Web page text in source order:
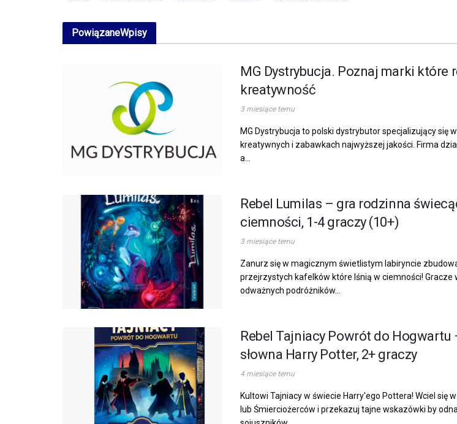
PowiązaneWpisy
MG Dystrybucja. Poznaj marki które
kreatywność
3 miesiące temu
MG Dystrybucja to polski dystrybutor specjalizujący się
kreatywnych i zabawkach najwyższej jakości. Firma
a...
Rebel Lumilas – gra rodzinna
ciemności, 1-4 graczy (10+)
3 miesiące temu
Zanurz się w magicznym świetlistym labiryncie
przejrzystych kafelków które lśnią w ciemności! Gracze
odważnych podróżników...
Rebel Tajniacy Powrót do Hogwartu
słowna Harry Potter, 2+ graczy
4 miesiące temu
Kultowi Tajniacy w świecie Harry'ego Pottera! Wciel się
lub Śmierciożerców i przekazuj tajne wskazówki by